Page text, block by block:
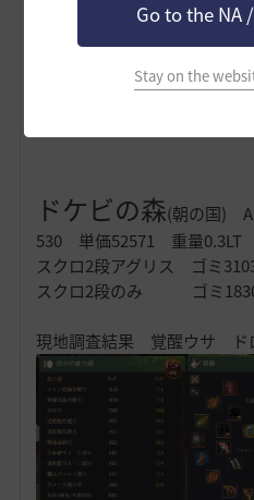
Go to the NA
Stay on the
スクロ2段アグリス ゴミ
ー 重量4610.1LT
消費アグリス 24188 風景
ドケビの森(朝の国)
530 単価52571 重量0.3LT
スクロ2段アグリス ゴミ
スクロ2段のみ ゴミ
現地調査結果 覚醒ウサ ド